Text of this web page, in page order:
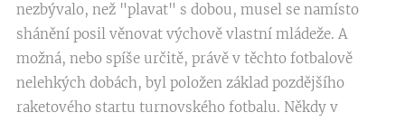
nezbývalo, než "plavat" s dobou, musel se namísto
shánění posil věnovat výchově vlastní mládeže. A
možná, nebo spíše určitě, právě v těchto fotbalově
nelehkých dobách, byl položen základ pozdějšího
raketového startu turnovského fotbalu. Někdy v